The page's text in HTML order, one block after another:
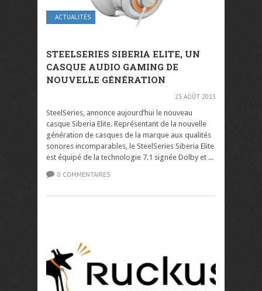
ACTUALITÉS
STEELSERIES SIBERIA ELITE, UN
CASQUE AUDIO GAMING DE
NOUVELLE GÉNÉRATION
23 AOÛT 2013
SteelSeries, annonce aujourd’hui le nouveau
casque Siberia Elite. Représentant de la nouvelle
génération de casques de la marque aux qualités
sonores incomparables, le SteelSeries Siberia Elite
est équipé de la technologie 7.1 signée Dolby et ...
0 COMMENTAIRES